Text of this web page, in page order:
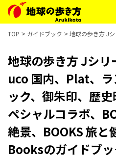
TOP ガイドブック 地球の歩き方 J
地球の歩き方 Jシ
uco 国内、Plat、
ック、御朱印、歴
ペシャルコラボ、
絶景、BOOKS 旅と
Booksのガイドブ